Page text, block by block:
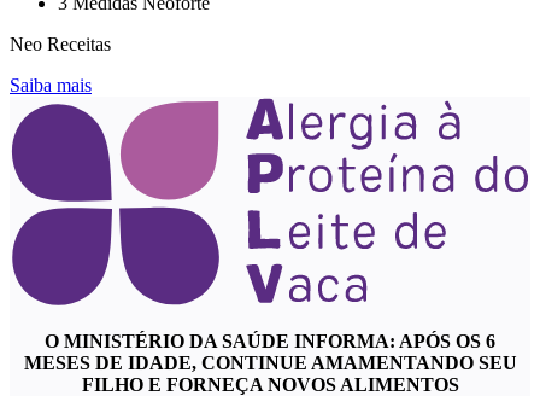
Neo Receitas
Saiba mais
O MINISTÉRIO DA SAÚDE INFORMA: APÓS OS 6
MESES DE IDADE, CONTINUE AMAMENTANDO SEU
FILHO E FORNEÇA NOVOS ALIMENTOS